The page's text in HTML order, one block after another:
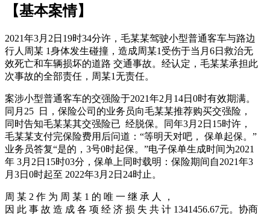
【基本案情】
2021年3月2日19时34分许，毛某某驾驶小型普通客车与路边
行人周某 1身体发生碰撞，造成周某1受伤于当月6日救治无
效死亡和车辆损坏的道路 交通事故。经认定，毛某某承担此
次事故的全部责任，周某1无责任。
案涉小型普通客车的交强险于2021年2月14日0时有效期满。
同月25 日，保险公司的业务员向毛某某推荐购买交强险，
同时告知毛某某其交强险已 经脱保。同年3月2日15时许，
毛某某支付完保险费用后问道：“等明天对吧， 保单起保。”
业务员答复“是的，3号0时起保。”电子保单生成时间为2021
年 3月2日15时03分，保单上同时载明：保险期间自2021年3
月3日0时起至 2022年3月2日24时止。
周 某 2 作 为 周 某 1 的 唯 一 继 承 人 ，
因 此 事 故 造 成 各 项 经 济 损 失 共 计 1341456.67元。协商